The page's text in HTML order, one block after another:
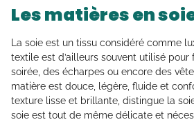
Les matières en
La soie est un tissu considéré comme
textile est d’ailleurs souvent utilisé
soirée, des écharpes ou encore des
matière est douce, légère, fluide et
texture lisse et brillante, distingue la
soie est tout de même délicate et